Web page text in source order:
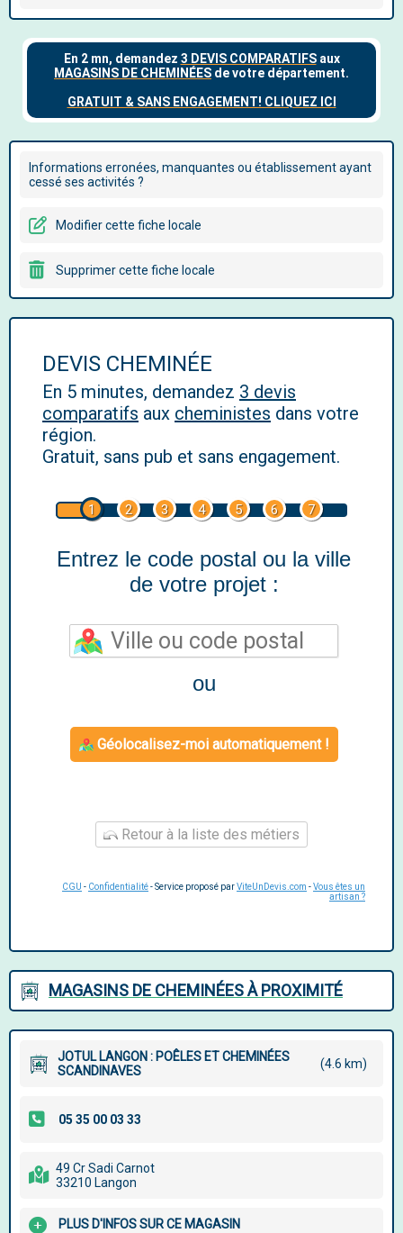
Informations erronées, manquantes ou établissement ayant
cessé ses activités ?
Modifier cette fiche locale
Supprimer cette fiche locale
DEVIS CHEMINÉE
En 5 minutes, demandez 3 devis
comparatifs aux cheministes dans votre
région.
Gratuit, sans pub et sans engagement.
1 2 3 4 5 6 7
Entrez le code postal ou la ville
de votre projet :
ou
Géolocalisez-moi automatiquement !
Retour à la liste des métiers
CGU - Confidentialité- Service proposé parViteUnDevis.com -Vous êtes un
artisan ?
MAGASINS DE CHEMINÉES À PROXIMITÉ
JOTUL LANGON : POÊLES ET CHEMINÉES
SCANDINAVES
(4.6 km)
49 Cr Sadi Carnot
33210 Langon
PLUS D'INFOS SUR CE MAGASIN